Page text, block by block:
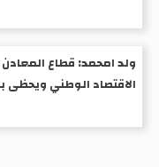
ولد امحمد: قطاع
الاقتصاد الوطني ويحظى